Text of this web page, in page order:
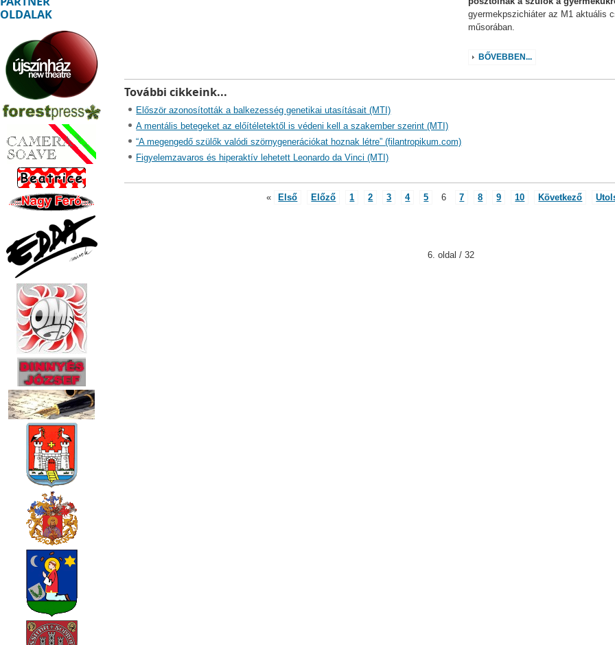
gyermekpszichiáter az M1 aktuális
műsorában.
BŐVEBBEN...
További cikkeink...
Először azonosították a balkezesség genetikai utasításait (MTI)
A mentális betegeket az előítéletektől is védeni kell a szakember szerint (MTI)
“A megengedő szülők valódi szörnygenerációkat hoznak létre” (filantropikum.com)
Figyelemzavaros és hiperaktív lehetett Leonardo da Vinci (MTI)
« Első Előző 1 2 3 4 5 6 7 8 9 10 Következő
6. oldal / 32
OLDALAK